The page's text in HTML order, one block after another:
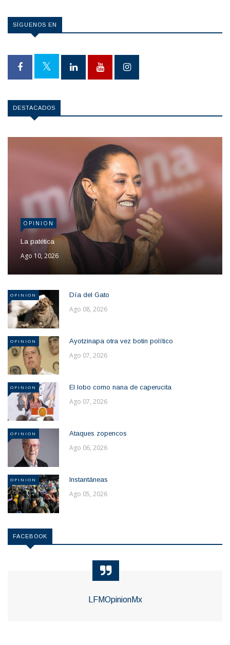
SÍGUENOS EN
DESTACADOS
OPINION
La patética
Ago 10, 2026
OPINION Día del Gato
Ago 08, 2026
OPINION Ayotzinapa otra vez botin político
Ago 07, 2026
OPINION El lobo como nana de caperucita
Ago 07, 2026
OPINION Ataques zopencos
Ago 06, 2026
OPINION Instantáneas
Ago 05, 2026
FACEBOOK
LFMOpinionMx